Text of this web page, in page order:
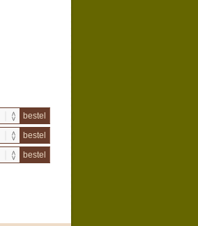
bestel
bestel
bestel